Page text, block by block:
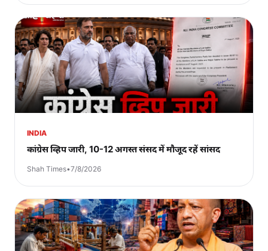
INDIA
कांग्रेस व्हिप जारी, 10-12 अगस्त संसद में मौजूद रहें सांसद
Shah Times•7/8/2026